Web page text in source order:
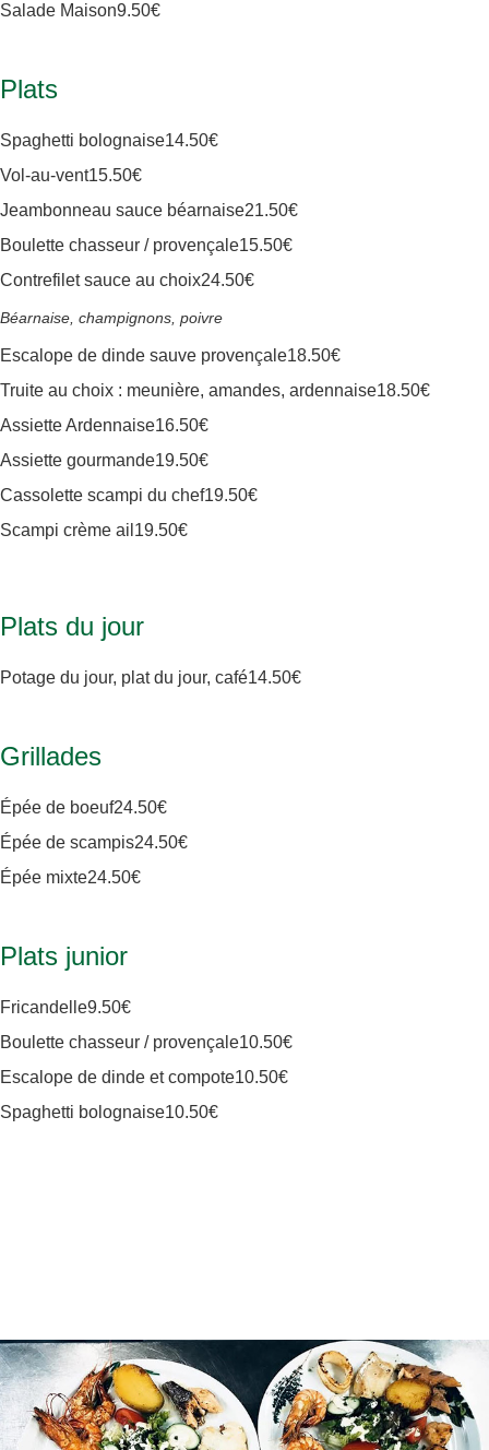
Salade Maison9.50€
Plats
Spaghetti bolognaise14.50€
Vol-au-vent15.50€
Jeambonneau sauce béarnaise21.50€
Boulette chasseur / provençale15.50€
Contrefilet sauce au choix24.50€
Béarnaise, champignons, poivre
Escalope de dinde sauve provençale18.50€
Truite au choix : meunière, amandes, ardennaise18.50€
Assiette Ardennaise16.50€
Assiette gourmande19.50€
Cassolette scampi du chef19.50€
Scampi crème ail 19.50€
Plats du jour
Potage du jour, plat du jour, café14.50€
Grillades
Épée de boeuf24.50€
Épée de scampis24.50€
Épée mixte24.50€
Plats junior
Fricandelle9.50€
Boulette chasseur / provençale10.50€
Escalope de dinde et compote10.50€
Spaghetti bolognaise10.50€